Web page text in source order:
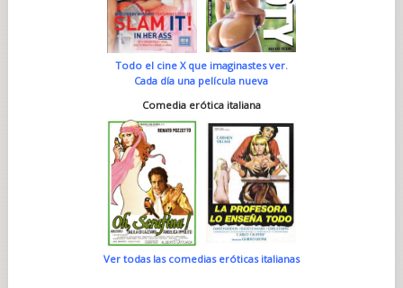
Todo el cine X que imaginastes ver.
Cada día una película nueva
Comedia erótica italiana
Ver todas las comedias eróticas italianas